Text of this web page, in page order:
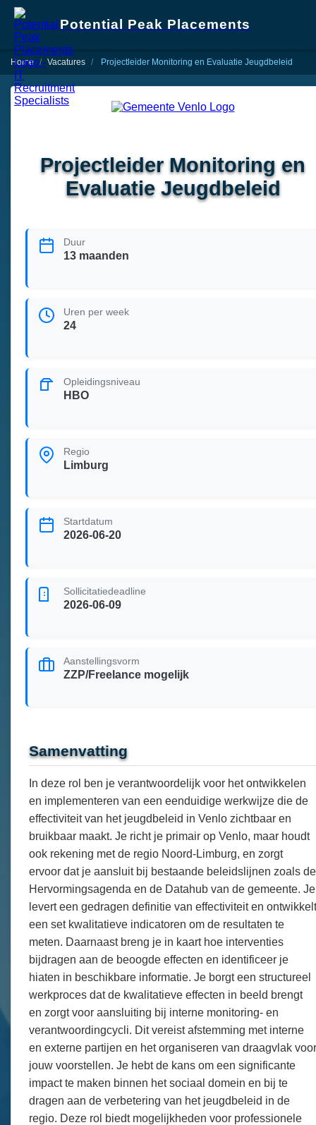
Potential Peak Placements
Home Vacatures Projectleider Monitoring en Evaluatie Jeugdbeleid
Projectleider Monitoring en
Evaluatie Jeugdbeleid
Duur
13 maanden
Uren per week
24
Opleidingsniveau
HBO
Regio
Limburg
Startdatum
2026-06-20
Sollicitatiedeadline
2026-06-09
Aanstellingsvorm
ZZP/Freelance mogelijk
Samenvatting
In deze rol ben je verantwoordelijk voor het ontwikkelen
en implementeren van een eenduidige werkwijze die de
effectiviteit van het jeugdbeleid in Venlo zichtbaar en
bruikbaar maakt. Je richt je primair op Venlo, maar houdt
ook rekening met de regio Noord-Limburg, en zorgt
ervoor dat je aansluit bij bestaande beleidslijnen zoals de
Hervormingsagenda en de Datahub van de gemeente. Je
levert een gedragen definitie van effectiviteit en ontwikkelt
een set kwalitatieve indicatoren om de resultaten te
meten. Daarnaast breng je in kaart hoe interventies
bijdragen aan de beoogde effecten en identificeer je
hiaten in beschikbare informatie. Je borgt een structureel
werkproces dat de kwalitatieve effecten in beeld brengt
en zorgt voor aansluiting bij interne monitoring- en
verantwoordingcycli. Dit vereist afstemming met interne
en externe partijen en het organiseren van draagvlak voor
jouw voorstellen. Je hebt de kans om een significante
impact te maken binnen het sociaal domein en bij te
dragen aan de verbetering van het jeugdbeleid in de
regio. Deze rol biedt mogelijkheden voor professionele